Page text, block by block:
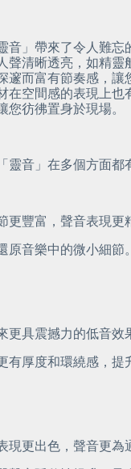
音」帶來了令人難忘
聲清晰透亮，如精靈
邃而富有節奏感，讓
在空間感的表現上也
您彷彿置身於現場。
靈音」在多個方面都
更豐富，聲音表現更
原音樂中的微小細節。
更具震撼力的低音效
有厚度和環繞感，提
現更出色，聲音更為